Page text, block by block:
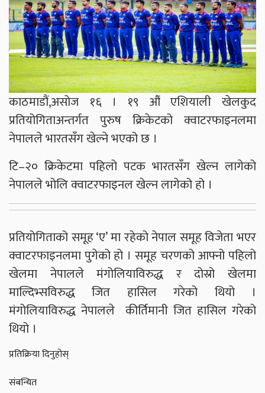
काठमाडौं,असोज १६ । १९ औं एशियाली खेलकुद
प्रतियोगिताअन्तर्गत पुरुष क्रिकेटको क्वाटरफाइनलमा
नेपालले भारतसँग खेल्ने भएको छ ।
टि–२० क्रिकेटमा पहिलो पटक भारतसँग खेल्न लागेको
नेपालले भोलि क्वाटरफाइनल खेल्न लागेको हो ।
प्रतियोगिताको समूह ‘ए’ मा रहेको नेपाल समूह विजेता भएर
क्वाटरफाइनलमा पुगेको हो । समूह चरणको आफ्नो पहिलो
खेलमा नेपालले मंगोलियाविरुद्ध र दोस्रो खेलमा
माल्दिभ्सविरुद्ध जित हासिल गरेको थियो ।
मंगोलियाविरुद्ध नेपालले कीर्तिमानी जित हासिल गरेको
थियो ।
प्रतिक्रिया दिनुहोस्
संबन्धित